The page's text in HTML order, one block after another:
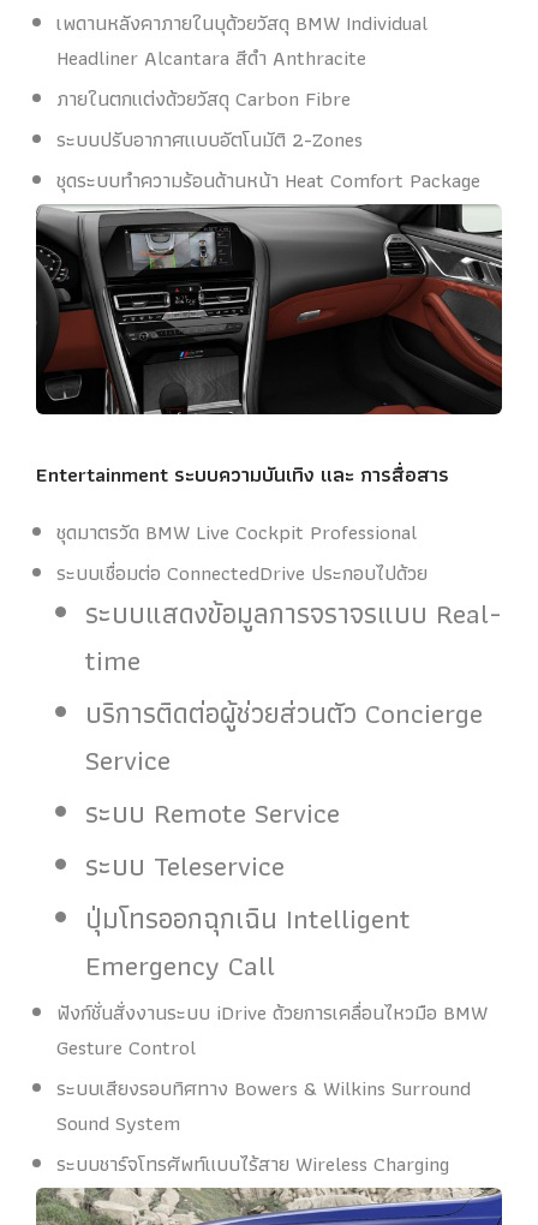
เพดานหลังคาภายในบุด้วยวัสดุ BMW Individual
Headliner Alcantara สีดำ Anthracite
ภายในตกแต่งด้วยวัสดุ Carbon Fibre
ระบบปรับอากาศแบบอัตโนมัติ 2-Zones
ชุดระบบทำความร้อนด้านหน้า Heat Comfort Package
Entertainment ระบบความบันเทิง และ การสื่อสาร
ชุดมาตรวัด BMW Live Cockpit Professional
ระบบเชื่อมต่อ ConnectedDrive ประกอบไปด้วย
ระบบแสดงข้อมูลการจราจรแบบ Real-
time
บริการติดต่อผู้ช่วยส่วนตัว Concierge
Service
ระบบ Remote Service
ระบบ Teleservice
ปุ่มโทรออกฉุกเฉิน Intelligent
Emergency Call
ฟังก์ชั่นสั่งงานระบบ iDrive ด้วยการเคลื่อนไหวมือ BMW
Gesture Control
ระบบเสียงรอบทิศทาง Bowers & Wilkins Surround
Sound System
ระบบชาร์จโทรศัพท์แบบไร้สาย Wireless Charging